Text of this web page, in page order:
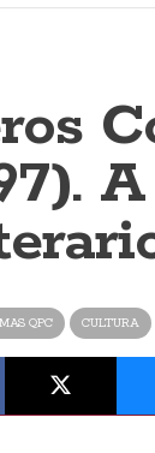
QPC CULTURA